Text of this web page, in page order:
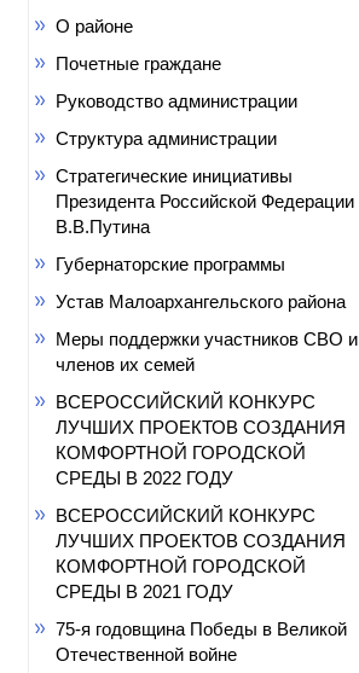
О районе
Почетные граждане
Руководство администрации
Структура администрации
Стратегические инициативы
Президента Российской Федерации
В.В.Путина
Губернаторские программы
Устав Малоархангельского района
Меры поддержки участников СВО и
членов их семей
ВСЕРОССИЙСКИЙ КОНКУРС
ЛУЧШИХ ПРОЕКТОВ СОЗДАНИЯ
КОМФОРТНОЙ ГОРОДСКОЙ
СРЕДЫ В 2022 ГОДУ
ВСЕРОССИЙСКИЙ КОНКУРС
ЛУЧШИХ ПРОЕКТОВ СОЗДАНИЯ
КОМФОРТНОЙ ГОРОДСКОЙ
СРЕДЫ В 2021 ГОДУ
75-я годовщина Победы в Великой
Отечественной войне